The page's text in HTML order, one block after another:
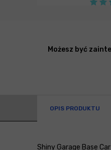
Możesz być
OPIS PRODUKTU
Shiny Garage Base